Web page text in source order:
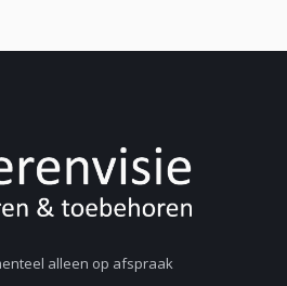
alleen op afspraak